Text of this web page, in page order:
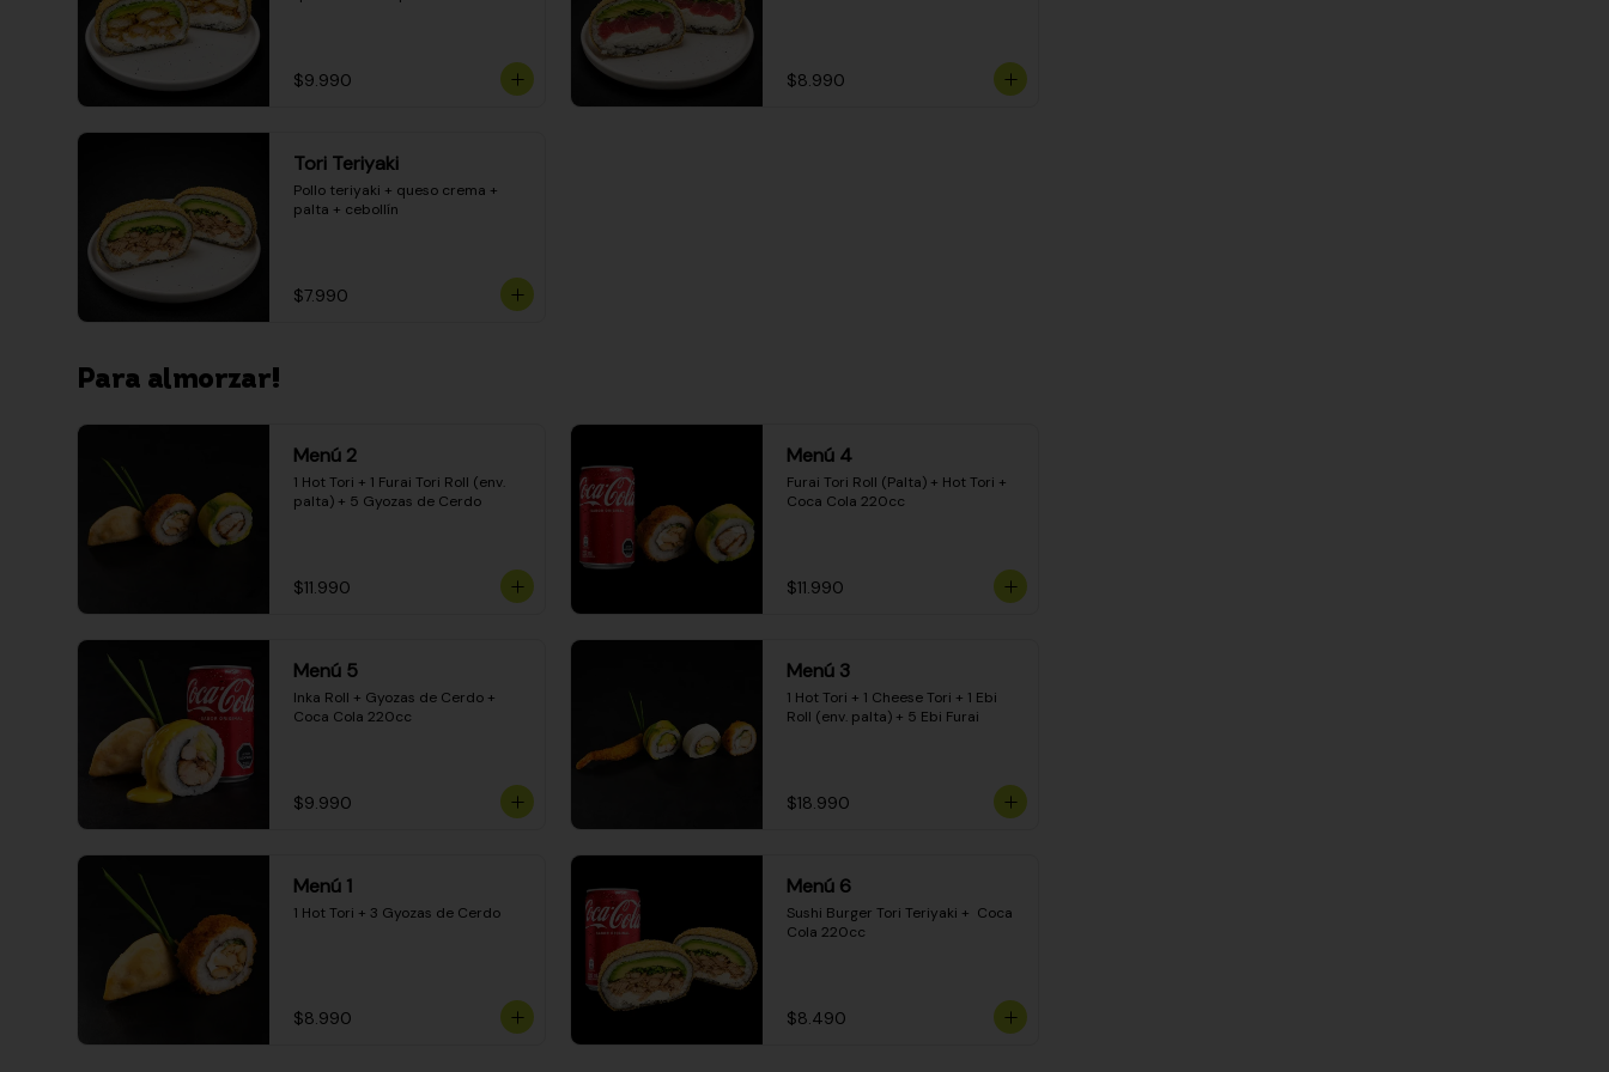
$9.990 $8.990
Tori Teriyaki
Pollo teriyaki + queso crema +
palta + cebollín
$7.990
Para almorzar!
Menú 2
1 Hot Tori + 1 Furai Tori Roll (env.
palta) + 5 Gyozas de Cerdo
$11.990
Menú 4
Furai Tori Roll (Palta) + Hot Tori +
Coca Cola 220cc
$11.990
Menú 5
Inka Roll + Gyozas de Cerdo +
Coca Cola 220cc
$9.990
Menú 3
1 Hot Tori + 1 Cheese Tori + 1 Ebi
Roll (env. palta) + 5 Ebi Furai
$18.990
Menú 1
1 Hot Tori + 3 Gyozas de Cerdo
$8.990
Menú 6
Sushi Burger Tori Teriyaki +  Coca
Cola 220cc
$8.490